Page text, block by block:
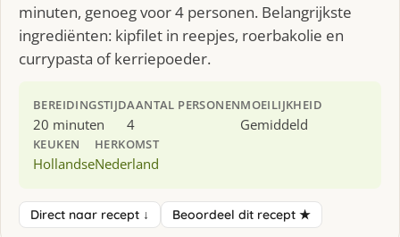
minuten, genoeg voor 4 personen. Belangrijkste
ingrediënten: kipfilet in reepjes, roerbakolie en
currypasta of kerriepoeder.
BEREIDINGSTIJD
20 minuten
AANTAL PERSONEN
4
MOEILIJKHEID
Gemiddeld
KEUKEN
Hollandse
HERKOMST
Nederland
Direct naar recept ↓ Beoordeel dit recept ★